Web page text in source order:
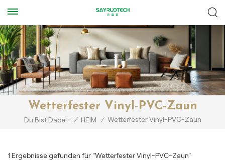
Wetterfester Vinyl-PVC-Zaun
Du Bist Dabei : / HEIM / Wetterfester Vinyl-PVC-Zaun
1 Ergebnisse gefunden für "Wetterfester Vinyl-PVC-Zaun"